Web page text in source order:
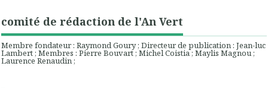
comité de rédaction de l'An Vert
Membre fondateur : Raymond Goury ; Directeur de publication : Jean-luc
Lambert ; Membres : Pierre Bouvart ; Michel Coistia ; Maylis Magnou ;
Laurence Renaudin ;